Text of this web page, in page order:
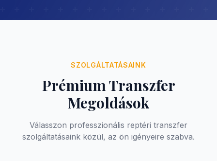
SZOLGÁLTATÁSAINK
Prémium Transzfer
Megoldások
Válasszon professzionális reptéri transzfer
szolgáltatásaink közül, az ön igényeire szabva.